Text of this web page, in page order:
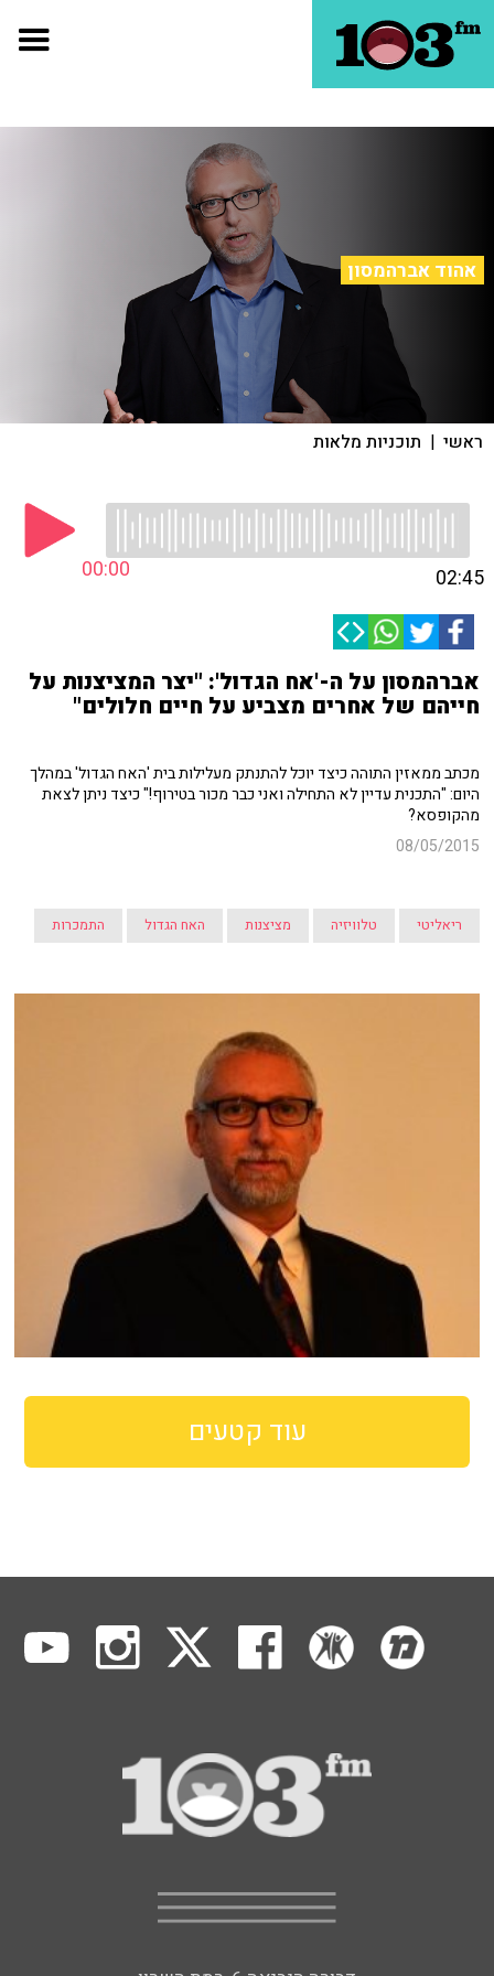
אהוד אברהמסון
ראשי | תוכניות מלאות
00:00 02:45
אברהמסון על ה-'אח הגדול': "יצר המציצנות על
חייהם של אחרים מצביע על חיים חלולים"
מכתב ממאזין התוהה כיצד יוכל להתנתק מעלילות בית 'האח הגדול' במהלך
היום: "התכנית עדיין לא התחילה ואני כבר מכור בטירוף!" כיצד ניתן לצאת
מהקופסא?
08/05/2015
ריאליטי טלוויזיה מציצנות האח הגדול התמכרות
עוד קטעים